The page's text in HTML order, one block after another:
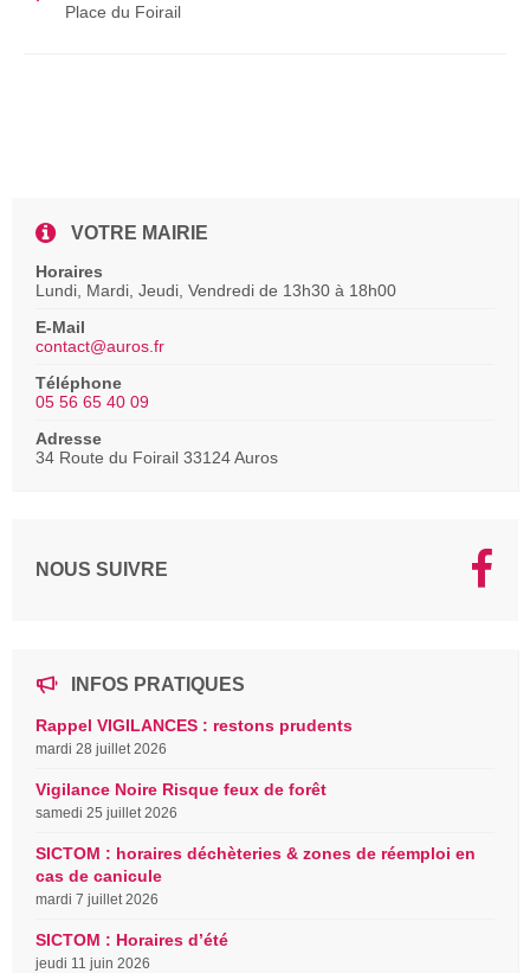
Place du Foirail
VOTRE MAIRIE
Horaires
Lundi, Mardi, Jeudi, Vendredi de 13h30 à 18h00
E-Mail
contact@auros.fr
Téléphone
05 56 65 40 09
Adresse
34 Route du Foirail 33124 Auros
NOUS SUIVRE
INFOS PRATIQUES
Rappel VIGILANCES : restons prudents
mardi 28 juillet 2026
Vigilance Noire Risque feux de forêt
samedi 25 juillet 2026
SICTOM : horaires déchèteries & zones de réemploi en
cas de canicule
mardi 7 juillet 2026
SICTOM : Horaires d’été
jeudi 11 juin 2026